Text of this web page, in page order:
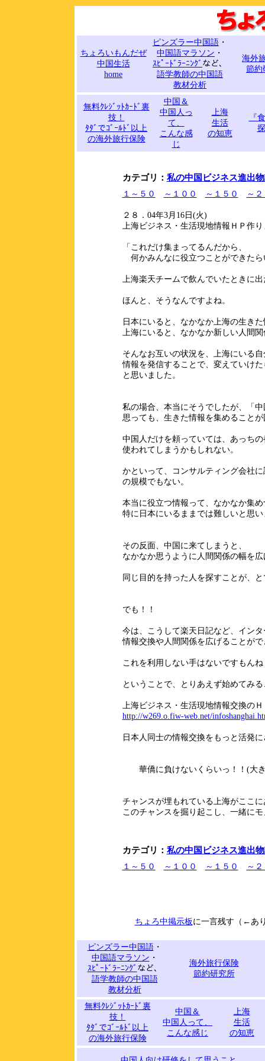
ちょろいもんだぜ
中国生活
home
ピンズラー中国語 ・
中国語マラソン ・
ｽﾋﾟｰﾄﾞﾗｰﾆﾝｸﾞ など、
語学教師の中国語
教材分析
海外
節約
無料ｸﾚｼﾞｯﾄｶｰﾄﾞ裏
技！
ﾀﾀﾞでｺﾞｰﾙﾄﾞ以上
の海外旅行保険
中国＆
中国人っ
て、
こんな感
じ
上海
生活
の知恵
『
カテゴリ： 私の中国ビジネス進出
１～５０ ～１００ ～１５０ ～
２８．04年3月16日(火)
上海ビジネス・生活現地情報ＨＰ作り
「これだけ集まってるんだから、
何かみんなに役立つことができたら
上海楽天チームで飲んでいたときに
ほんと、そうなんですよね。
日本にいると、なかなか上海の生き
上海にいると、なかなか新しい人間
そんなお互いの状況を、上海にいる
情報を発信することで、変えていけ
と思いました。
私の場合、本当にそうでしたが、「
思っても、生きた情報を集めること
中国人だけを頼っていては、あっち
使われてしまうかもしれない。
かといって、コンサルティング会社
の規模でもない。
本当に役立つ情報って、なかなか集
特に日本にいるままでは難しいと思い
その反面、中国に来てしまうと、
なかなか思うように人間関係の幅を
同じ目的を持った人を探すことが、
でも！！
今は、こうして楽天日記など、イン
情報交換や人間関係を広げることが
これを利用しない手はないですもんね
ということで、とりあえず始めてみ
上海ビジネス・生活現地情報交換のＨ
http://w269.o.fiw-web.net/
日本人同士の情報交換をもっと活発
華僑に負けないくらいっ！！(大き
チャンスが埋もれている上海がここ
このチャンスを掘り起こし、一緒に
カテゴリ： 私の中国ビジネス進出
１～５０ ～１００ ～１５０ ～
ちょろ中掲示板 に一言残す（←あ
ピンズラー中国語・
中国語マラソン ・
ｽﾋﾟｰﾄﾞﾗｰﾆﾝｸﾞ など、
語学教師の中国語
教材分析
海外旅行保険
節約研究所
無料ｸﾚｼﾞｯﾄｶｰﾄﾞ裏
技！
ﾀﾀﾞでｺﾞｰﾙﾄﾞ以上
の海外旅行保険
中国＆
中国人って、
こんな感じ
上海
生活
の知恵